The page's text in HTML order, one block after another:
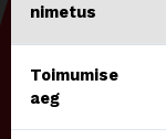
nimetus
Toimumise
aeg